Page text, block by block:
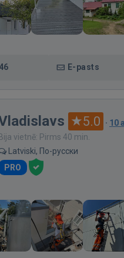
E-pasts
5.0 · 10
Bija vietnē: Pirms 40 min.
Latviski, По-русски
PRO